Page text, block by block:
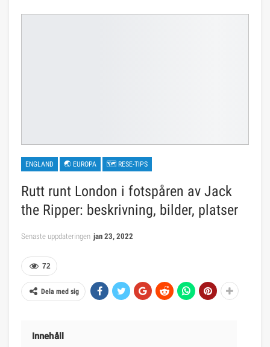
ENGLAND 🌏 EUROPA 🗺 RESE-TIPS
Rutt runt London i fotspåren av Jack
the Ripper: beskrivning, bilder, platser
Senaste uppdateringen jan 23, 2022
72
Dela med sig
Innehåll